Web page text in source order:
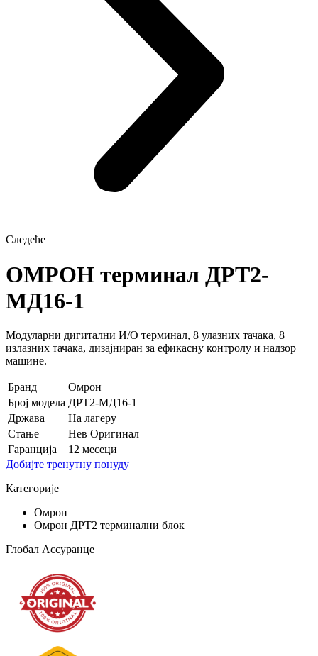
Следеће
ОМРОН терминал ДРТ2-
МД16-1
Модуларни дигитални И/О терминал, 8 улазних тачака, 8
излазних тачака, дизајниран за ефикасну контролу и надзор
машине.
Бранд
Омрон
Број модела ДРТ2-МД16-1
Држава
На лагеру
Стање
Нев Оригинал
Гаранција
12 месеци
Добијте тренутну понуду
Категорије
Омрон
Омрон ДРТ2 терминални блок
Глобал Ассуранце